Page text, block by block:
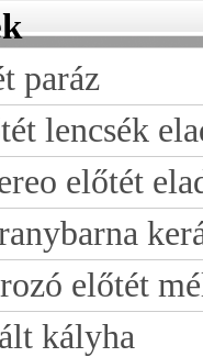
paráz
lencsék
előtét
előtét
kályha